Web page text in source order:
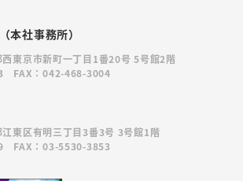
本社事務所）
東京市新町一丁目1番20号 5号館2階
FAX：042-468-3004
東区有明三丁目3番3号 3号館1階
FAX：03-5530-3853